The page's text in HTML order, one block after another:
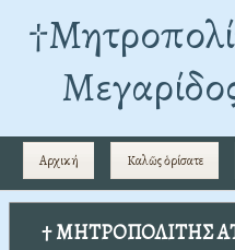
Αρχική Καλῶς ὁρίσατε
† ΜΗΤΡΟΠΟΛΙΤΗΣ